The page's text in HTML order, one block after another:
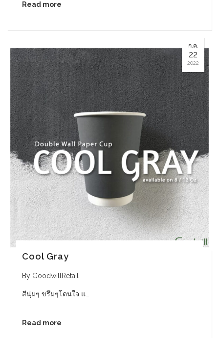
Read more
ก.ค.
22
2022
Cool Gray
By GoodwillRetail
สีนุ่มๆ ขรึมๆโดนใจ แ…
Read more